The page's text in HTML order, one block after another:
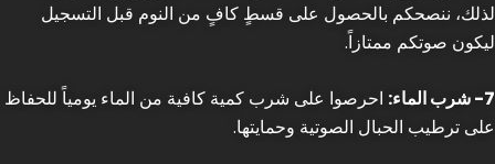
لذلك، ننصحكم بالحصول على قسطٍ كافٍ من النوم قبل التسجيل
ليكون صوتكم ممتازاً.
7- شرب الماء:
احرصوا على شرب كمية كافية من الماء يومياً للحفاظ
على ترطيب الحبال الصوتية وحمايتها.